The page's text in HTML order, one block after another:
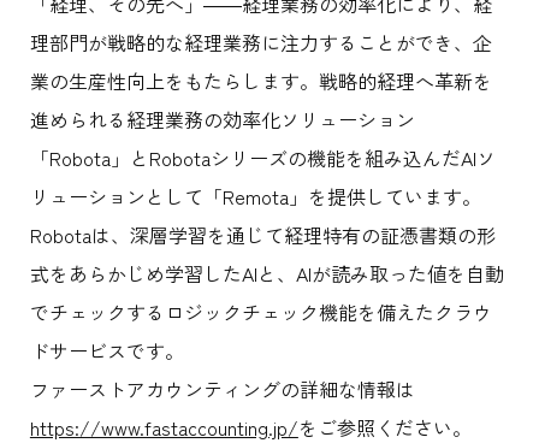
理部門が戦略的な経理業務に注力することができ、企
業の生産性向上をもたらします。戦略的経理へ革新を
進められる経理業務の効率化ソリューション
「Robota」とRobotaシリーズの機能を組み込んだAIソ
リューションとして「Remota」を提供しています。
Robotaは、深層学習を通じて経理特有の証憑書類の形
式をあらかじめ学習したAIと、AIが読み取った値を自動
でチェックするロジックチェック機能を備えたクラウ
ドサービスです。
ファーストアカウンティングの詳細な情報は
https://www.fastaccounting.jp/をご参照ください。